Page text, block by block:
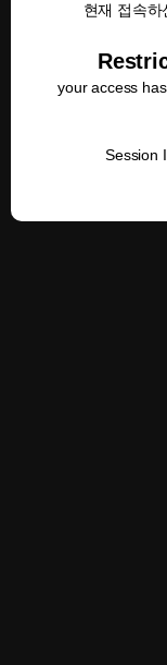
현재 접속하
your access
Session